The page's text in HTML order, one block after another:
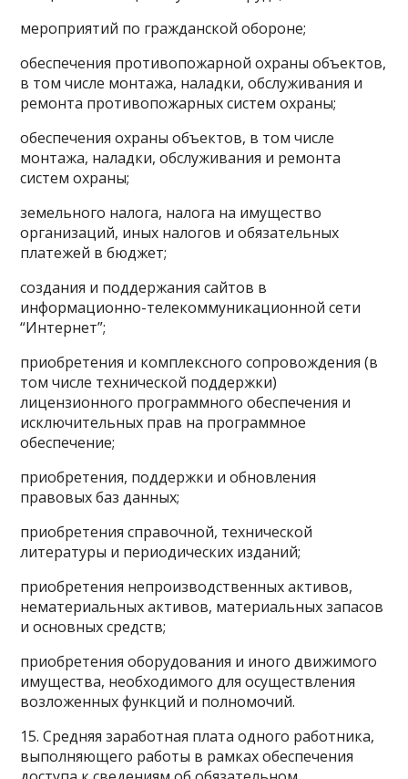
мероприятий по гражданской обороне;
обеспечения противопожарной охраны объектов,
в том числе монтажа, наладки, обслуживания и
ремонта противопожарных систем охраны;
обеспечения охраны объектов, в том числе
монтажа, наладки, обслуживания и ремонта
систем охраны;
земельного налога, налога на имущество
организаций, иных налогов и обязательных
платежей в бюджет;
создания и поддержания сайтов в
информационно-телекоммуникационной сети
“Интернет”;
приобретения и комплексного сопровождения (в
том числе технической поддержки)
лицензионного программного обеспечения и
исключительных прав на программное
обеспечение;
приобретения, поддержки и обновления
правовых баз данных;
приобретения справочной, технической
литературы и периодических изданий;
приобретения непроизводственных активов,
нематериальных активов, материальных запасов
и основных средств;
приобретения оборудования и иного движимого
имущества, необходимого для осуществления
возложенных функций и полномочий.
15. Средняя заработная плата одного работника,
выполняющего работы в рамках обеспечения